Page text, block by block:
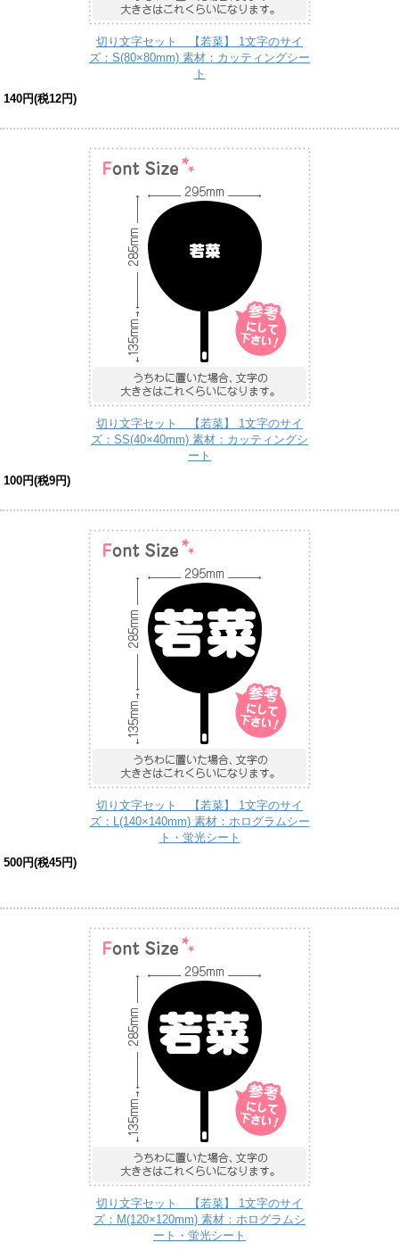
切り文字セット 【若菜】 1文字のサイ
ズ：S(80×80mm) 素材：カッティングシー
ト
140円(税12円)
切り文字セット 【若菜】 1文字のサイ
ズ：SS(40×40mm) 素材：カッティングシ
ート
100円(税9円)
切り文字セット 【若菜】 1文字のサイ
ズ：L(140×140mm) 素材：ホログラムシー
ト・蛍光シート
500円(税45円)
切り文字セット 【若菜】 1文字のサイ
ズ：M(120×120mm) 素材：ホログラムシ
ート・蛍光シート